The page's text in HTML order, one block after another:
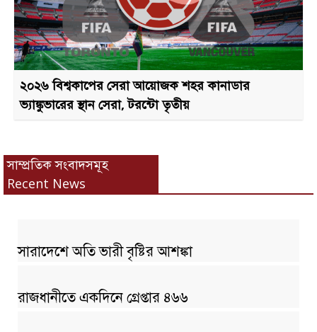
২০২৬ বিশ্বকাপের সেরা আয়োজক শহর কানাডার
ভ্যাঙ্কুভারের স্থান সেরা, টরন্টো তৃতীয়
সাম্প্রতিক সংবাদসমূহ
Recent News
সারাদেশে অতি ভারী বৃষ্টির আশঙ্কা
রাজধানীতে একদিনে গ্রেপ্তার ৪৬৬